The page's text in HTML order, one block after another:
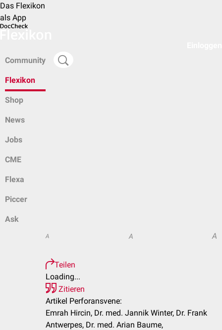
Das Flexikon
als App
Community
Flexikon
Shop
News
Jobs
CME
Flexa
Piccer
Ask
A A A
Teilen
Loading...
Zitieren
Artikel Perforansvene:
Emrah Hircin, Dr. med. Jannik Winter, Dr. Frank
Antwerpes, Dr. med. Arian Baume,